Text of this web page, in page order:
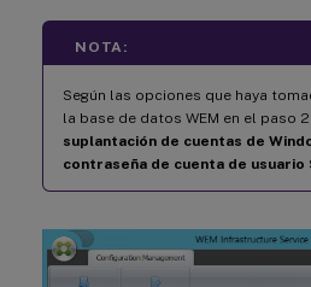
NOTA:
Según las opciones que haya
la base de datos WEM en el paso
suplantación de cuentas de
contraseña de cuenta de usuario